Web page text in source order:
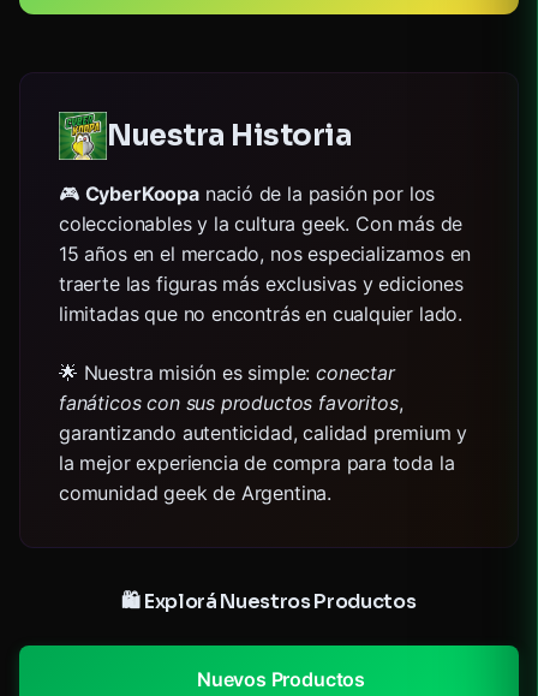
Nuestra Historia
🎮 CyberKoopanació de la pasión por los
coleccionables y la cultura geek. Con más de
15 años en el mercado, nos especializamos en
traerte las figuras más exclusivas y ediciones
limitadas que no encontrás en cualquier lado.
🌟 Nuestra misión es simple:conectar
fanáticos con sus productos favoritos,
garantizando autenticidad, calidad premium y
la mejor experiencia de compra para toda la
comunidad geek de Argentina.
🛍️ Explorá Nuestros Productos
Nuevos Productos